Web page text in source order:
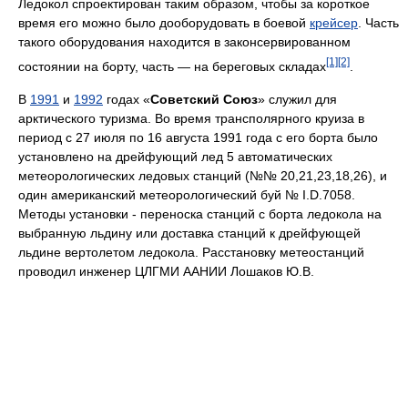
Ледокол спроектирован таким образом, чтобы за короткое
время его можно было дооборудовать в боевой крейсер . Часть
такого оборудования находится в законсервированном
состоянии на борту, часть — на береговых складах[1][2]
В 1991 и 1992 годах «Советский Союз» служил для
арктического туризма. Во время трансполярного круиза в
период с 27 июля по 16 августа 1991 года с его борта было
установлено на дрейфующий лед 5 автоматических
метеорологических ледовых станций (№№ 20,21,23,18,26), и
один американский метеорологический буй № I.D.7058.
Методы установки - переноска станций с борта ледокола на
выбранную льдину или доставка станций к дрейфующей
льдине вертолетом ледокола. Расстановку метеостанций
проводил инженер ЦЛГМИ ААНИИ Лошаков Ю.В.